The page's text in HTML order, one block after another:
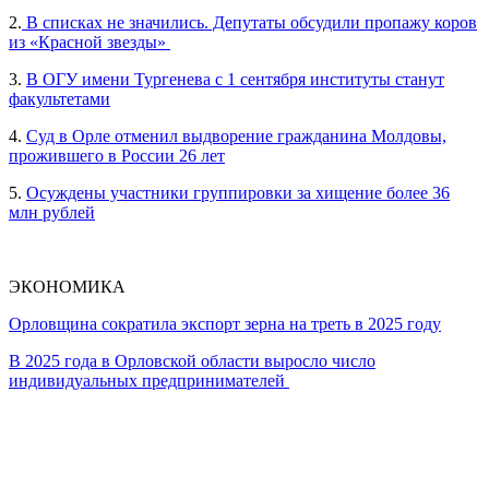
2. В списках не значились. Депутаты обсудили пропажу коров
из «Красной звезды»
3. В ОГУ имени Тургенева с 1 сентября институты станут
факультетами
4. Суд в Орле отменил выдворение гражданина Молдовы,
прожившего в России 26 лет
5. Осуждены участники группировки за хищение более 36
млн рублей
ЭКОНОМИКА
Орловщина сократила экспорт зерна на треть в 2025 году
В 2025 года в Орловской области выросло число
индивидуальных предпринимателей